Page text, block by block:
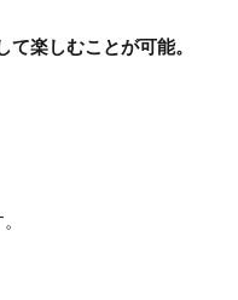
楽しむことが可能。